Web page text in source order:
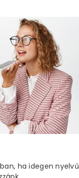
ha idegen nyelvű